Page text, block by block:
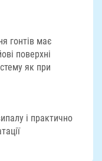
гонтів має
поверхні
як при
і практично